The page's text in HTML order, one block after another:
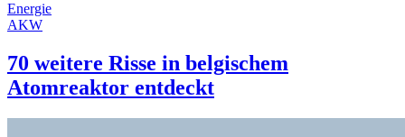
Energie
AKW
70 weitere Risse in belgischem
Atomreaktor entdeckt